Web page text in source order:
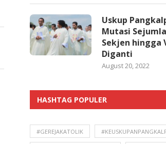
Uskup
Mutasi
Sekjen hingga
Diganti
August 20, 2022
HASHTAG POPULER
#GEREJAKATOLIK